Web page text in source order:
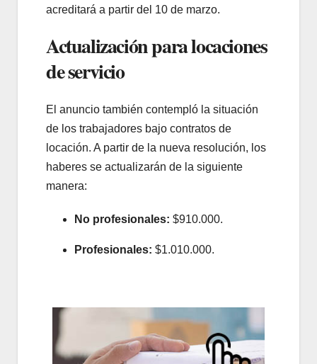
acreditará a partir del 10 de marzo.
Actualización para locaciones
de servicio
El anuncio también contempló la situación
de los trabajadores bajo contratos de
locación. A partir de la nueva resolución, los
haberes se actualizarán de la siguiente
manera:
No profesionales: $910.000.
Profesionales: $1.010.000.